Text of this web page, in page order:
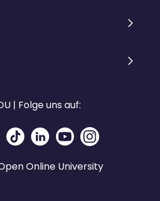
| Folge uns auf:
Online University